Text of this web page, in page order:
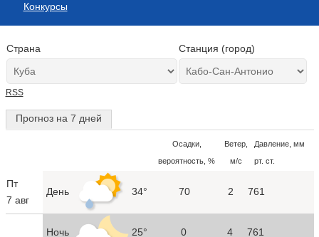
Конкурсы
Страна Станция (город)
RSS
Прогноз на 7 дней
Осадки,
вероятность, %
Ветер,
м/с
Давление, мм
рт. ст.
Пт
7 авг
День 34° 70 2 761
Ночь 25° 0 4 761